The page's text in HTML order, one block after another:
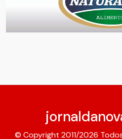
© Copyright 2011/2026